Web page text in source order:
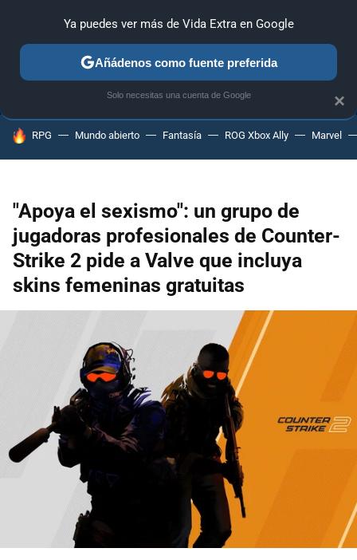
ANÁLISIS GUÍAS Y TRUCOS PC SONY NINTENDO
HOY SE HABLA DE
RPG Mundo abierto Fantasía ROG Xbox Ally Marvel
"Apoya el sexismo": un grupo de
jugadoras profesionales de Counter-
Strike 2 pide a Valve que incluya
skins femeninas gratuitas
×
Ya puedes ver más de Vida Extra en Google
Añádenos como fuente preferida
Solo necesitas una cuenta de Google